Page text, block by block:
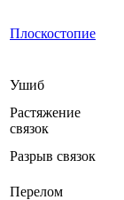
Плоскостопие
Ушиб
Растяжение
связок
Разрыв связок
Перелом